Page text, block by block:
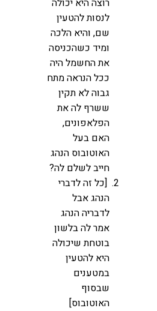
לנסות להטעין
שם, והיא הלכה
ומיד כשהכניסה
את החשמל היה
ככל הנראה מתח
גבוה לא תקין
ששרף לה את
הפלאפונים,
האם בעל
האוטובוס הנהג
חייב לשלם לה?
[כל זה לדברי
הנהג אבל
לדבריה הנהג
אמר לה בלשון
בוטחת שיכולה
היא להטעין
במטענים
שבסוף
האוטובוס]